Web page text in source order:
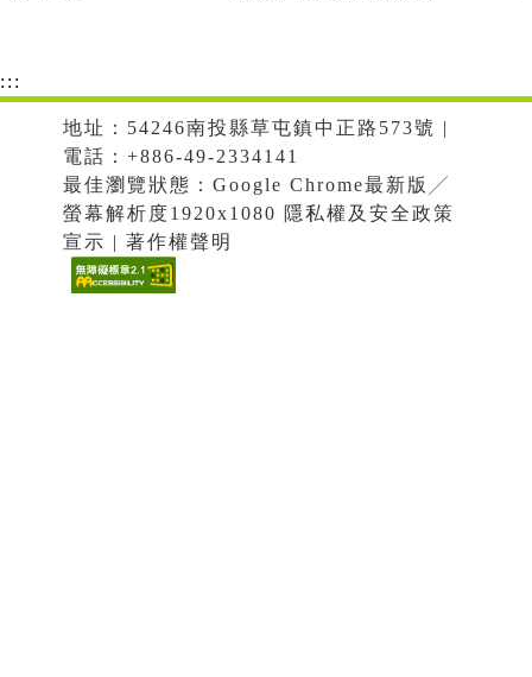
:::
地址：54246南投縣草屯鎮中正路573號 |
電話：+886-49-2334141
最佳瀏覽狀態：Google Chrome最新版╱
螢幕解析度1920x1080 隱私權及安全政策
宣示 | 著作權聲明